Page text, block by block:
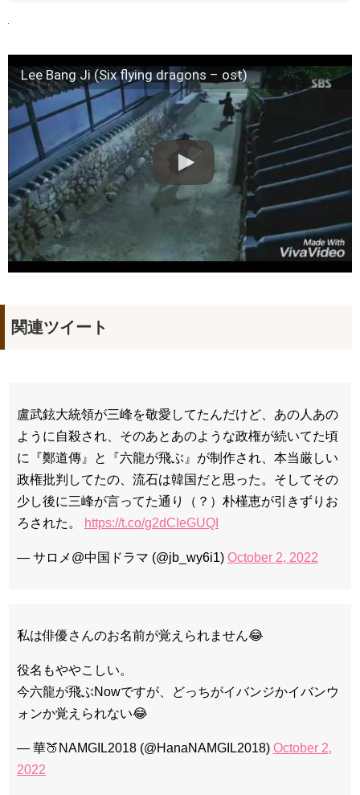
Lee Bang Ji (Six flying dragons – ost)
関連ツイート
盧武鉉大統領が三峰を敬愛してたんだけど、あの人あの
ように自殺され、そのあとあのような政権が続いてた頃
に『鄭道傳』と『六龍が飛ぶ』が制作され、本当厳しい
政権批判してたの、流石は韓国だと思った。そしてその
少し後に三峰が言ってた通り（？）朴槿恵が引きずりお
ろされた。
https://t.co/g2dCIeGUQI
— サロメ@中国ドラマ (@jb_wy6i1) October 2, 2022
私は俳優さんのお名前が覚えられません😂
役名もややこしい。
今六龍が飛ぶNowですが、どっちがイバンジかイバンウ
ォンか覚えられない😂
— 華🍑NAMGIL2018 (@HanaNAMGIL2018) October 2,
2022